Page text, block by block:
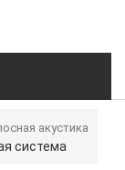
акустика
система